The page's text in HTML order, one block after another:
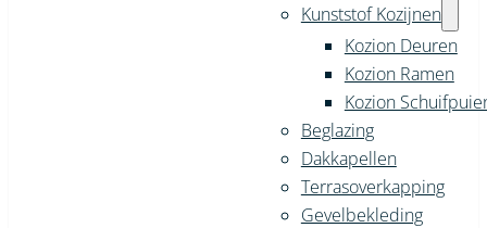
Kunststof Kozijnen
Kozion Deuren
Kozion Ramen
Kozion
Beglazing
Dakkapellen
Terrasoverkapping
Gevelbekleding